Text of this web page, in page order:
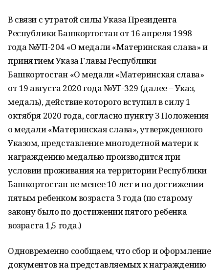
В связи с утратой силы Указа Президента
Республики Башкортостан от 16 апреля 1998
года №УП-204 «О медали «Материнская слава» и
принятием Указа Главы Республики
Башкортостан «О медали «Материнская слава»
от 19 августа 2020 года №УГ-329 (далее – Указ,
медаль), действие которого вступил в силу 1
октября 2020 года, согласно пункту 3 Положения
о медали «Материнская слава», утвержденного
Указом, представление многодетной матери к
награждению медалью производится при
условии проживания на территории Республики
Башкортостан не менее 10 лет и по достижении
пятым ребенком возраста 3 года (по старому
закону было по достижении пятого ребенка
возраста 1,5 года.)
Одновременно сообщаем, что сбор и оформление
документов на представляемых к награждению